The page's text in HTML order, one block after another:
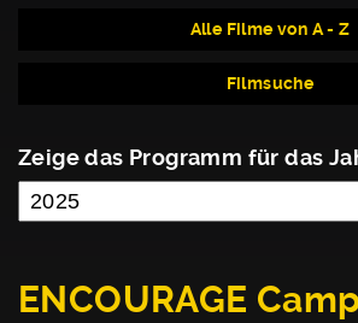
Alle Filme von A - Z
Filmsuche
Zeige das Programm für das
ENCOURAGE